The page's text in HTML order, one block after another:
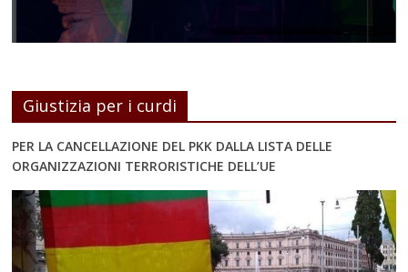
Giustizia per i curdi
PER LA CANCELLAZIONE DEL PKK DALLA LISTA DELLE
ORGANIZZAZIONI TERRORISTICHE DELL’UE